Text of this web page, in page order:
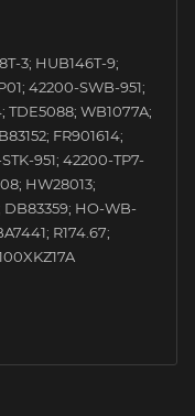
3; HUB146T-9;
42200-SWB-951;
TDE5088; WB1077A;
FR901614;
951; 42200-TP7-
HW28013;
DB83359; HO-WB-
R174.67;